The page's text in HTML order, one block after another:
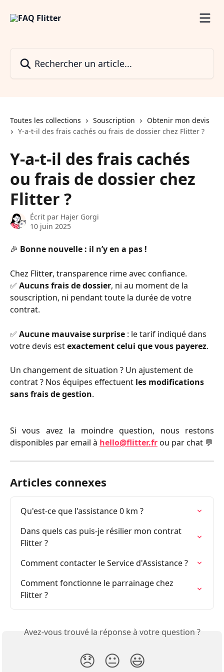
Toutes les collections Souscription
Obtenir mon devis
Y-a-t-il des frais cachés ou frais de dossier chez Flitter ?
Y-a-t-il des frais cachés
ou frais de dossier chez
Flitter ?
Écrit par Hajer Gorgi
10 juin 2025
🎉 Bonne nouvelle : il n’y en a pas !
Chez Flitter, transparence rime avec confiance.
✅ Aucuns frais de dossier, ni au moment de la
souscription, ni pendant toute la durée de votre
contrat.
✅ Aucune mauvaise surprise : le tarif indiqué dans
votre devis est exactement celui que vous payerez.
Un changement de situation ? Un ajustement de
contrat ? Nos équipes effectuent les modifications
sans frais de gestion.
Si vous avez la moindre question, nous restons
disponibles par email à hello@flitter.frou par chat 💬
Articles connexes
Qu'est-ce que l'assistance 0 km ?
Dans quels cas puis-je résilier mon contrat
Flitter ?
Comment contacter le Service d'Assistance ?
Comment fonctionne le parrainage chez
Flitter ?
Avez-vous trouvé la réponse à votre question ?
😞 😐 😃